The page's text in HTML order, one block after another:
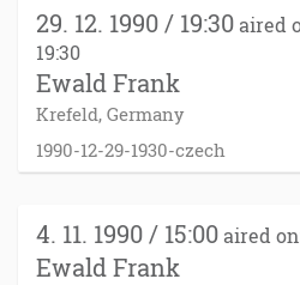
29. 12. 1990 / 19:30 aired
19:30
Ewald Frank
Krefeld, Germany
1990-12-29-1930-czech
4. 11. 1990 / 15:00 aired
Ewald Frank